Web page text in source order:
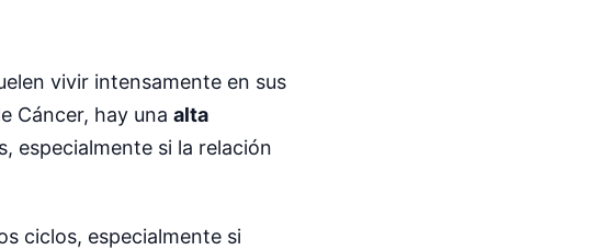
vivir intensamente en sus
Cáncer, hay una alta
especialmente si la relación
ciclos, especialmente si